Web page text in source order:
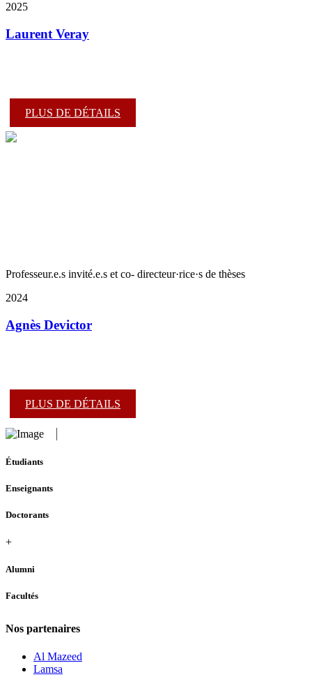
2025
Laurent Veray
PLUS DE DÉTAILS
Professeur.e.s invité.e.s et co- directeur·rice·s de thèses
2024
Agnès Devictor
PLUS DE DÉTAILS
Étudiants
Enseignants
Doctorants
+
Alumni
Facultés
Nos partenaires
Al Mazeed
Lamsa